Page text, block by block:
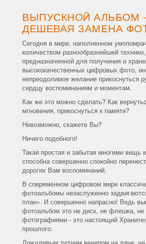
ВЫПУСКНОЙ АЛЬБОМ
ДЕШЕВАЯ ЗАМЕНА
Сегодня в мире, наполненном
количеством разнообразнейшей техники,
предназначенной для получения и
высококачественных цифровых фото,
непреодолимое желание прикоснуться
сердцу воспоминаниям и моментам.
Как же это можно сделать? Как
мгновения, прикоснуться к памяти?
Невозможно, скажете Вы?
Ничего подобного!
Такая простая и забытая многими вещь
способна совершенно спокойно
дорогих Вам воспоминаний.
В современном цифровом мире
фотоальбомы незаслуженно
план». И совершенно напрасно! Ведь
фотоальбом это не диск, не флешка, не
фотографиями - это настоящий
прошлого.
Дождливым летним вечером на даче,